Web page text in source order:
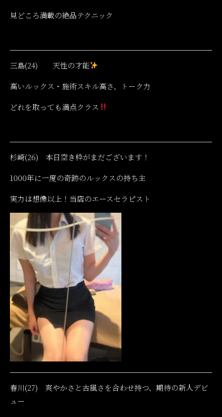
見どころ満載の絶品テクニック
三島(24) 天性の才能
高いルックス・施術スキル高さ、トーク力
どれを取っても満点クラス
杉崎(26) 本日空き枠がまだございます！
1000年に一度の奇跡のルックスの持ち主
実力は想像以上！当店のエースセラピスト
春川(27) 爽やかさと古風さを合わせ持つ、期待の新人デビ
ュー